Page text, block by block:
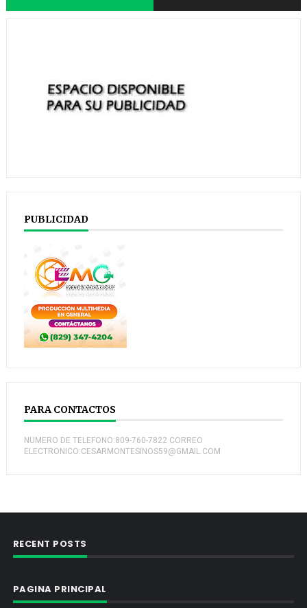
PUBLICIDAD
PARA CONTACTOS
NUMERO DE TELEFONO:809-760-7822 CORREO
ELECTRONICO:CESARMONTESINOS59@GMAIL.COM
RECENT POSTS
PAGINA PRINCIPAL